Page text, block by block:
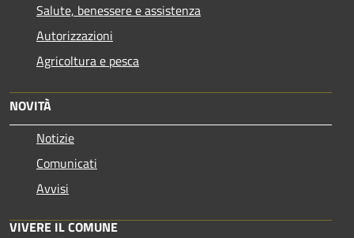
Salute, benessere e assistenza
Autorizzazioni
Agricoltura e pesca
NOVITÀ
Notizie
Comunicati
Avvisi
VIVERE IL COMUNE